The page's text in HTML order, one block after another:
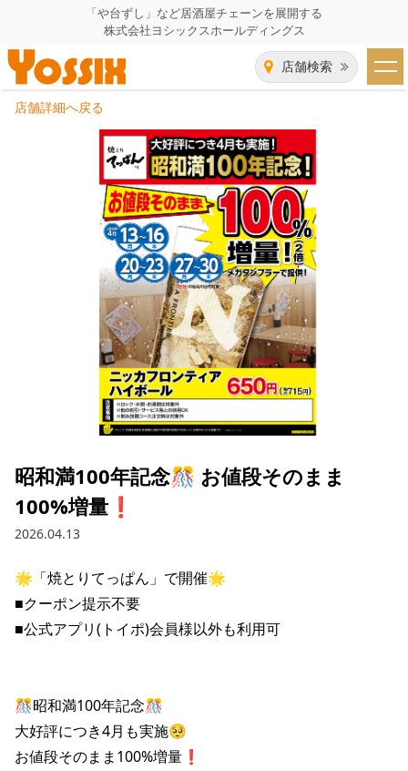
「や台ずし」など居酒屋チェーンを展開する
株式会社ヨシックスホールディングス
店舗検索
HOME
企業情報トップ
代表者あいさつ
グループ会社
会社概要
経営陣
組織図
所在地
事業一覧
飲食事業紹介
飲食事業紹介トップ
や台ずし
これや
焼とりてっぱん
ひとくち餃子の頂
せんと
華花
IR（株主・投資家）情報
IR情報トップ
会長メッセージ
コーポレートガバナンス
財務情報
業績推移
財政状況
株式情報
IRライブラリ
決算説明資料
有価証券報告書等法定開示資料
株価情報
株主優待
採用情報
採用情報トップ
パート・アルバイト
店舗物件・店舗施工管理業者の募集
お問い合わせ
お問い合わせトップ
ご意見・アンケート（ご来店の方）
このサイトについて
プライバシーポリシー
リンク集
店舗詳細へ戻る
昭和満100年記念🎊 お値段そのまま
100%増量❗️
2026.04.13
🌟「焼とりてっぱん」で開催🌟
■クーポン提示不要
■公式アプリ(トイポ)会員様以外も利用可
🎊昭和満100年記念🎊
大好評につき4月も実施🥺
お値段そのまま100%増量❗️